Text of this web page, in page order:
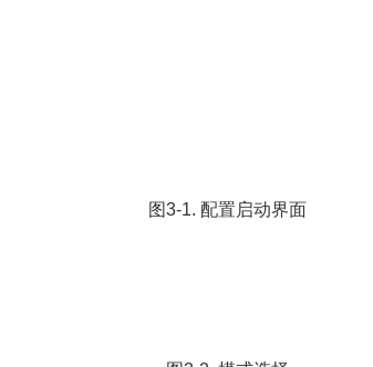
图3-1. 配置启动界面